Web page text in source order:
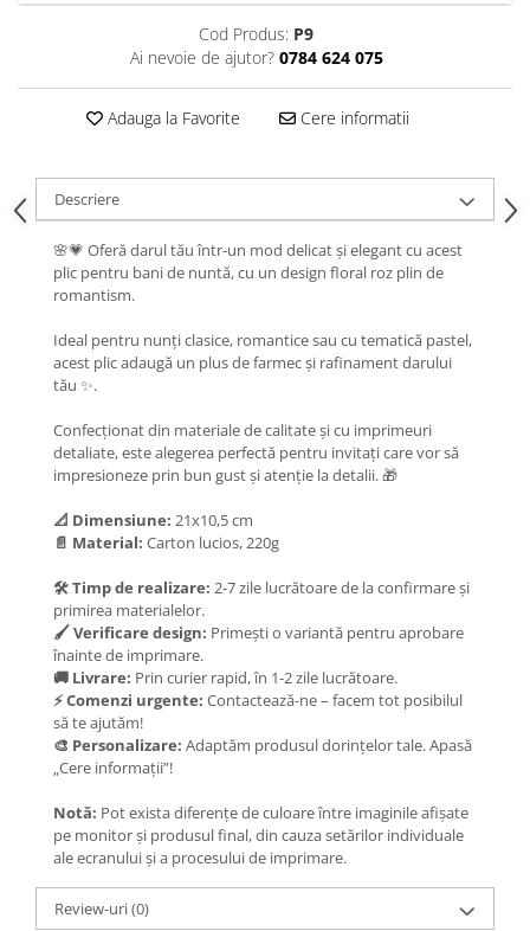
Cod Produs: P9
Ai nevoie de ajutor? 0784 624 075
Adauga la Favorite Cere informatii
Descriere
🌸💗 Oferă darul tău într-un mod delicat și elegant cu acest
plic pentru bani de nuntă, cu un design floral roz plin de
romantism.
Ideal pentru nunți clasice, romantice sau cu tematică pastel,
acest plic adaugă un plus de farmec și rafinament darului
tău ✨.
Confecționat din materiale de calitate și cu imprimeuri
detaliate, este alegerea perfectă pentru invitați care vor să
impresioneze prin bun gust și atenție la detalii. 🎁
📐 Dimensiune: 21x10,5 cm
📄 Material: Carton lucios, 220g
🛠️ Timp de realizare: 2-7 zile lucrătoare de la confirmare și
primirea materialelor.
🖌️ Verificare design: Primești o variantă pentru aprobare
înainte de imprimare.
🚚 Livrare: Prin curier rapid, în 1-2 zile lucrătoare.
⚡ Comenzi urgente: Contactează-ne – facem tot posibilul
să te ajutăm!
🎨 Personalizare: Adaptăm produsul dorințelor tale. Apasă
„Cere informații”!
Notă: Pot exista diferențe de culoare între imaginile afișate
pe monitor și produsul final, din cauza setărilor individuale
ale ecranului și a procesului de imprimare.
Review-uri(0)